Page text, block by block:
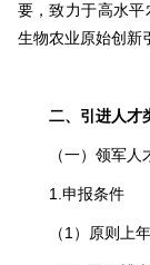
要，致力于高水
生物农业原始创新
二、引进人才
（一）领军人
1.申报条件
（1）原则上